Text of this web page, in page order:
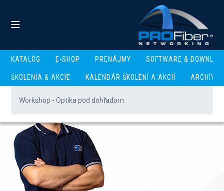
KATALÓG E-SHOP PRENÁJMY SOFTWARE &
ŠKOLENIA & AKCIE KALENDÁR ŠKOLENÍ A AKCIÍ ARCHÍV
Workshop - Optika pod dohľadom